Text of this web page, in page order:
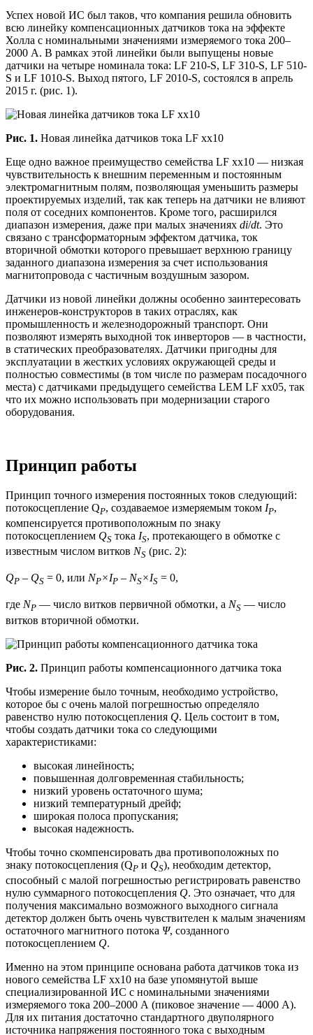
Успех новой ИС был таков, что компания решила обновить
всю линейку компенсационных датчиков тока на эффекте
Холла с номинальными значениями измеряемого тока 200–
2000 А. В рамках этой линейки были выпущены новые
датчики на четыре номинала тока: LF 210-S, LF 310-S, LF 510-
S и LF 1010-S. Выход пятого, LF 2010-S, состоялся в апрель
2015 г. (рис. 1).
Рис. 1. Новая линейка датчиков тока LF xx10
Еще одно важное преимущество семейства LF xx10 — низкая
чувствительность к внешним переменным и постоянным
электромагнитным полям, позволяющая уменьшить размеры
проектируемых изделий, так как теперь на датчики не влияют
поля от соседних компонентов. Кроме того, расширился
диапазон измерения, даже при малых значениях di/dt. Это
связано с трансформаторным эффектом датчика, ток
вторичной обмотки которого превышает верхнюю границу
заданного диапазона измерения за счет использования
магнитопровода с частичным воздушным зазором.
Датчики из новой линейки должны особенно заинтересовать
инженеров-конструкторов в таких отраслях, как
промышленность и железнодорожный транспорт. Они
позволяют измерять выходной ток инверторов — в частности,
в статических преобразователях. Датчики пригодны для
эксплуатации в жестких условиях окружающей среды и
полностью совместимы (в том числе по размерам посадочного
места) с датчиками предыдущего семейства LEM LF xx05, так
что их можно использовать при модернизации старого
оборудования.
Принцип работы
Принцип точного измерения постоянных токов следующий:
потокосцепление QP, создаваемое измеряемым током IP,
компенсируется противоположным по знаку
потокосцеплением QS тока IS, протекающего в обмотке с
известным числом витков NS (рис. 2):
QP – QS = 0, или NP×IP – NS×IS = 0,
где NP — число витков первичной обмотки, а NS — число
витков вторичной обмотки.
Рис. 2. Принцип работы компенсационного датчика тока
Чтобы измерение было точным, необходимо устройство,
которое бы с очень малой погрешностью определяло
равенство нулю потокосцепления Q. Цель состоит в том,
чтобы создать датчики тока со следующими
характеристиками:
высокая линейность;
повышенная долговременная стабильность;
низкий уровень остаточного шума;
низкий температурный дрейф;
широкая полоса пропускания;
высокая надежность.
Чтобы точно скомпенсировать два противоположных по
знаку потокосцепления (QP и QS), необходим детектор,
способный с малой погрешностью регистрировать равенство
нулю суммарного потокосцепления Q. Это означает, что для
получения максимально возможного выходного сигнала
детектор должен быть очень чувствителен к малым значениям
остаточного магнитного потока Ψ, созданного
потокосцеплением Q.
Именно на этом принципе основана работа датчиков тока из
нового семейства LF xx10 на базе упомянутой выше
специализированной ИС с номинальными значениями
измеряемого тока 200–2000 А (пиковое значение — 4000 А).
Для их питания достаточно стандартного двуполярного
источника напряжения постоянного тока с выходным